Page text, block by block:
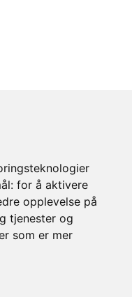
for å aktivere
opplevelse på
tjenester og
som er mer